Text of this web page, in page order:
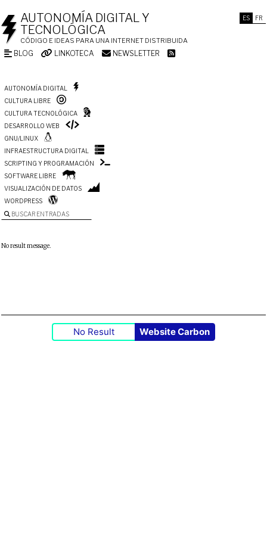
ES FR
AUTONOMÍA DIGITAL Y
TECNOLÓGICA
CÓDIGO E IDEAS PARA UNA INTERNET DISTRIBUIDA
BLOG LINKOTECA NEWSLETTER
AUTONOMÍA DIGITAL
CULTURA LIBRE
CULTURA TECNOLÓGICA
DESARROLLO WEB
GNU/LINUX
INFRAESTRUCTURA DIGITAL
SCRIPTING Y PROGRAMACIÓN
SOFTWARE LIBRE
VISUALIZACIÓN DE DATOS
WORDPRESS
BUSCAR ENTRADAS
No result message.
No Result Website Carbon